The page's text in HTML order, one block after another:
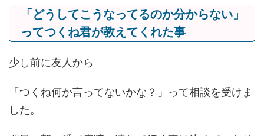
「どうしてこうなってるのか分からない」
ってつくね君が教えてくれた事
少し前に友人から
「つくね何か言ってないかな？」って相談を受けま
した。